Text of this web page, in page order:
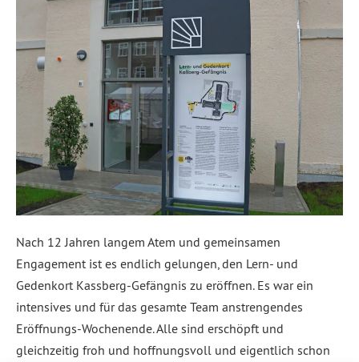
Nach 12 Jahren langem Atem und gemeinsamen
Engagement ist es endlich gelungen, den Lern- und
Gedenkort Kassberg-Gefängnis zu eröffnen. Es war ein
intensives und für das gesamte Team anstrengendes
Eröffnungs-Wochenende. Alle sind erschöpft und
gleichzeitig froh und hoffnungsvoll und eigentlich schon